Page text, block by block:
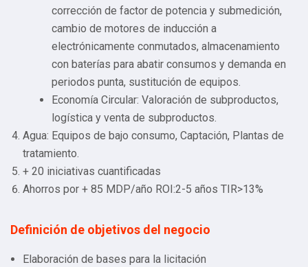
corrección de factor de potencia y submedición,
cambio de motores de inducción a
electrónicamente conmutados, almacenamiento
con baterías para abatir consumos y demanda en
periodos punta, sustitución de equipos.
Economía Circular: Valoración de subproductos,
logística y venta de subproductos.
Agua: Equipos de bajo consumo, Captación, Plantas de
tratamiento.
+ 20 iniciativas cuantificadas
Ahorros por + 85 MDP/año ROI:2-5 años TIR>13%
Definición de objetivos del negocio
Elaboración de bases para la licitación